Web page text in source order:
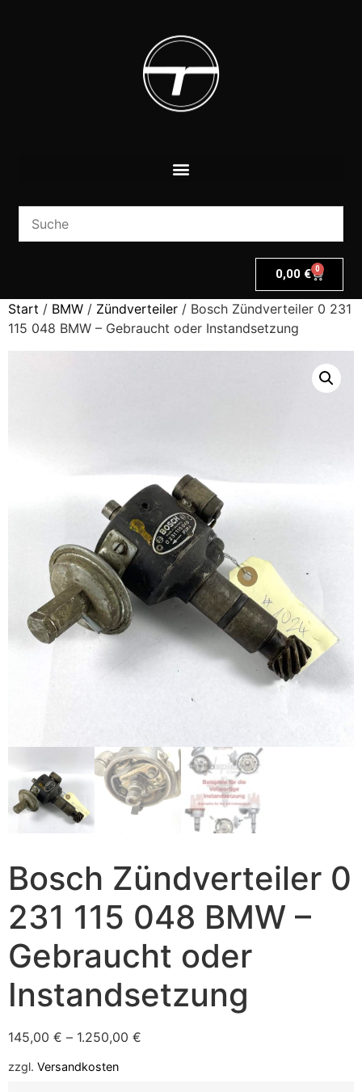
0,00 € 0
Start / BMW / Zündverteiler / Bosch Zündverteiler 0 231
115 048 BMW – Gebraucht oder Instandsetzung
Bosch Zündverteiler 0
231 115 048 BMW –
Gebraucht oder
Instandsetzung
145,00 € – 1.250,00 €
zzgl. Versandkosten